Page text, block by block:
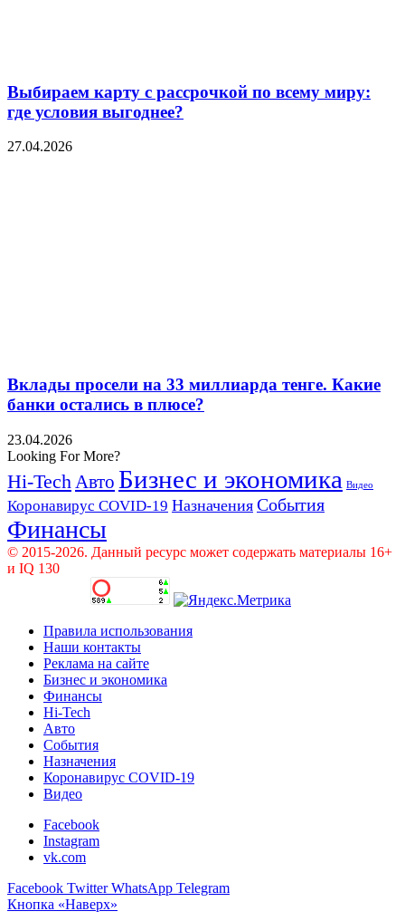
Выбираем карту с рассрочкой по всему миру:
где условия выгоднее?
27.04.2026
Вклады просели на 33 миллиарда тенге. Какие
банки остались в плюсе?
23.04.2026
Looking For More?
Hi-Tech Авто Бизнес и экономика Видео
Коронавирус COVID-19 Назначения События
Финансы
© 2015-2026. Данный ресурс может содержать материалы 16+
и IQ 130
Правила использования
Наши контакты
Реклама на сайте
Бизнес и экономика
Финансы
Hi-Tech
Авто
События
Назначения
Коронавирус COVID-19
Видео
Facebook
Instagram
vk.com
Facebook Twitter WhatsApp Telegram
Кнопка «Наверх»